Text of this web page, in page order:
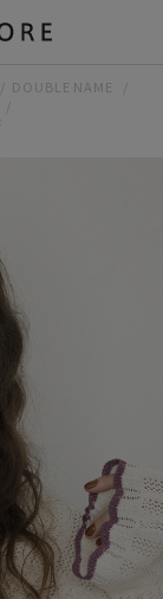
DOUBLE NAME